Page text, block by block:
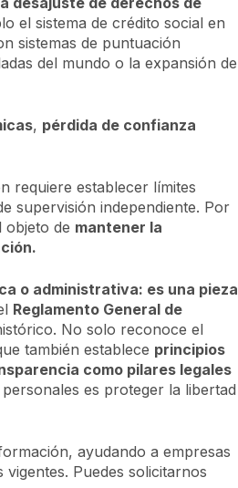
el sistema de crédito social en
sistemas de puntuación
del mundo o la expansión de
, pérdida de confianza
requiere establecer límites
supervisión independiente. Por
objeto de mantener la
o administrativa: es una pieza
Reglamento General de
No solo reconoce el
también establece principios
como pilares legales
es proteger la libertad
ayudando a empresas
Puedes solicitarnos